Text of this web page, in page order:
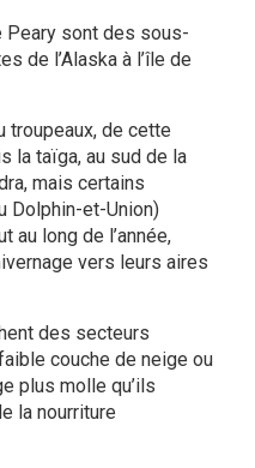
Peary sont des sous-
de l’Alaska à l’île de
troupeaux, de cette
la taïga, au sud de la
mais certains
Dolphin-et-Union)
au long de l’année,
vers leurs aires
des secteurs
couche de neige ou
plus molle qu’ils
la nourriture